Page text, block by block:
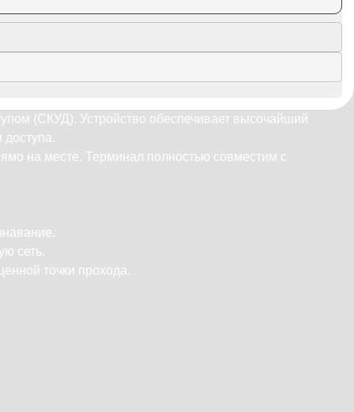
(СКУД). Устройство обеспечивает высочайший
на месте. Терминал полностью совместим с
сеть.
точки прохода.